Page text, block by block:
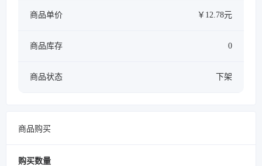
商品单价 ￥12.78元
商品库存 0
商品状态 下架
商品购买
购买数量